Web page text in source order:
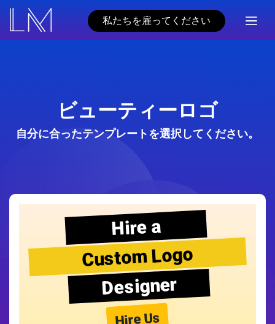
私たちを雇ってください
ビューティーロゴ
自分に合ったテンプレートを選択してください。
Hire a
Custom Logo
Designer
Hire Us